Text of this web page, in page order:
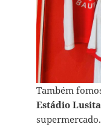
Também
Estádio